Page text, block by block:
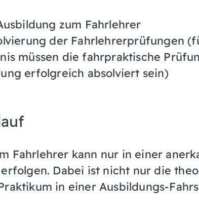
zum Fahrlehrer
der Fahrlehrerprüfungen
müssen die fahrpraktische
erfolgreich absolviert sein)
Fahrlehrer kann nur in einer
Dabei ist nicht nur die
in einer Ausbildungs-